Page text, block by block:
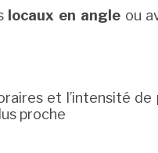
locaux en angleou
et l’intensité de
proche